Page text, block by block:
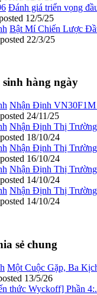
Đánh giá triển vọng
12/5/25
Bật Mí Chiến Lược
posted 22/3/25
hàng ngày
Nhận Định VN30F1M
posted 24/11/25
Nhận Định Thị
posted 18/10/24
Nhận Định Thị
posted 16/10/24
Nhận Định Thị
posted 14/10/24
Nhận Định Thị
posted 14/10/24
sẻ chung
Một Cuộc Gặp, Ba
13/5/26
thức Wyckoff] Phần